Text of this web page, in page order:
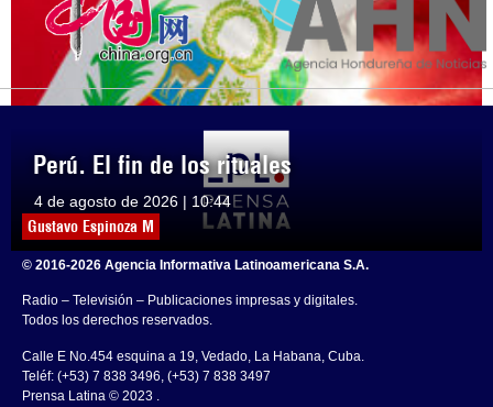
Perú. El fin de los rituales
4 de agosto de 2026 | 10:44
Gustavo Espinoza M
© 2016-2026 Agencia Informativa Latinoamericana S.A.
Radio – Televisión – Publicaciones impresas y digitales.
Todos los derechos reservados.
Calle E No.454 esquina a 19, Vedado, La Habana, Cuba.
Teléf: (+53) 7 838 3496, (+53) 7 838 3497
Prensa Latina © 2023 .